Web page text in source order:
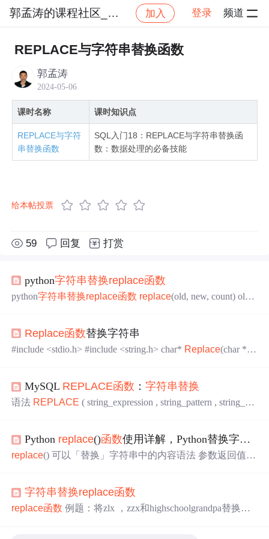
郭孟涛的课程社区_NO_5 加入 登录 频道
社区 郭孟涛的课程社区_NO_5
REPLACE与字符串替换函数
郭孟涛
2024-05-06
课时名称 课时知识点
REPLACE与字符
串替换函数
SQL入门18：REPLACE与字符串替换函
数：数据处理的必备技能
给本帖投票
59 回复 打赏
python字符串替换replace函数
python字符串替换replace函数 replace(old, new, count) ol
ce
函数替换字符串，不影响原字符串 示例1：默认替换所
有 s1 = '2019.10.30' s2 = s1.replace ('.', '-') s2 '2019-10-30' ...
Replace函数替换字符串
#include <stdio.h> #include <string.h> char* Replace(char *st
MySQL REPLACE函数 ：字符串替换
语法 REPLACE ( string_expression , string_pattern , string_
re
的字符串表达式，可以为字符或二进制数据类型。 string_p
attern 为要查找的子字符串，可以为字符或二进制数据类
Python replace()函数使用详解，Python替换字符串
replace() 可以「替换」字符串中的内容语法 参数返回值实
replace() 不会改变原字符串的内容，而是返回一个新的字
符串。我们分别打印替换前、后的两个字符串「内容」和
字符串替换replace函数
replace函数 例题：将zlx ，zzx和highschoolgrandpa替换